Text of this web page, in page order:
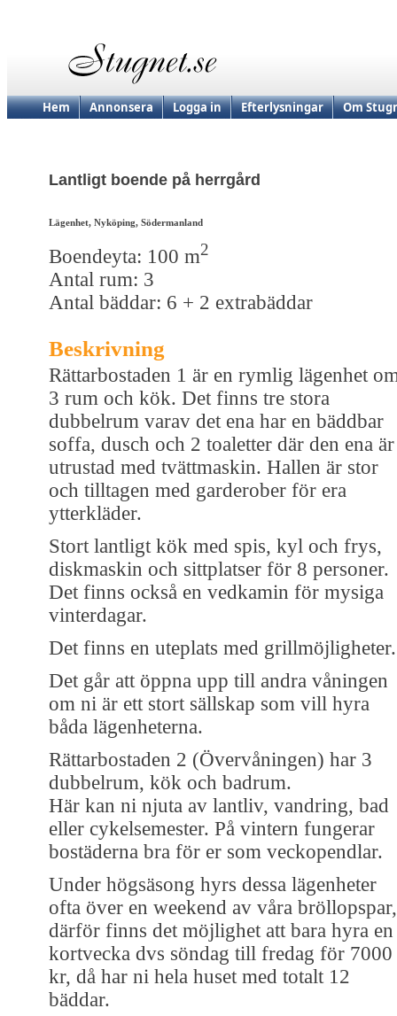
Hem Annonsera Logga in Efterlysningar Om
Lantligt boende på herrgård
Lägenhet, Nyköping, Södermanland
Boendeyta: 100 m2
Antal rum: 3
Antal bäddar: 6 + 2 extrabäddar
Beskrivning
Rättarbostaden 1 är en rymlig lägenhet
3 rum och kök. Det finns tre stora
dubbelrum varav det ena har en bäddbar
soffa, dusch och 2 toaletter där den ena är
utrustad med tvättmaskin. Hallen är stor
och tilltagen med garderober för era
ytterkläder.
Stort lantligt kök med spis, kyl och frys,
diskmaskin och sittplatser för 8 personer.
Det finns också en vedkamin för mysiga
vinterdagar.
Det finns en uteplats med grillmöjligheter.
Det går att öppna upp till andra våningen
om ni är ett stort sällskap som vill hyra
båda lägenheterna.
Rättarbostaden 2 (Övervåningen) har 3
dubbelrum, kök och badrum.
Här kan ni njuta av lantliv, vandring, bad
eller cykelsemester. På vintern fungerar
bostäderna bra för er som veckopendlar.
Under högsäsong hyrs dessa lägenheter
ofta över en weekend av våra bröllopspar,
därför finns det möjlighet att bara hyra en
kortvecka dvs söndag till fredag för 7000
kr, då har ni hela huset med totalt 12
bäddar.